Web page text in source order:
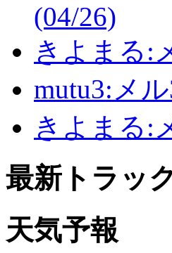
(04/26)
きよまる:
mutu3:メ
きよまる:
最新トラッ
天気予報